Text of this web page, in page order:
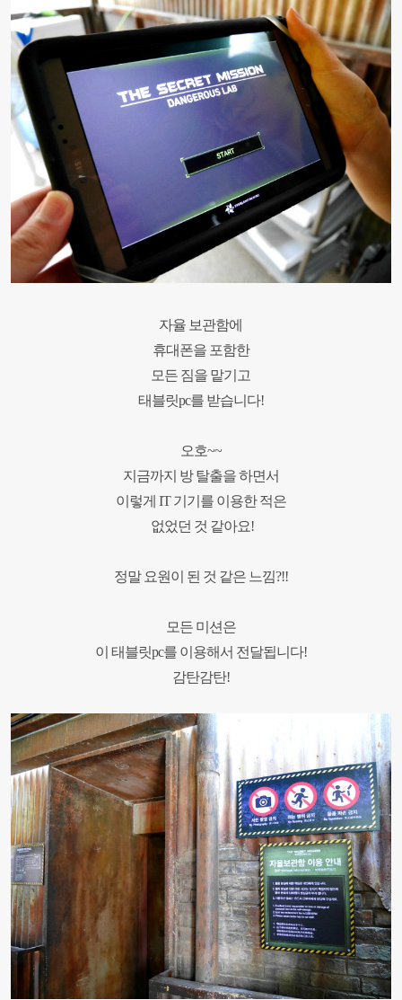
자율 보관함에
휴대폰을 포함한
모든 짐을 맡기고
태블릿pc를 받습니다!
오호~~
지금까지 방 탈출을 하면서
이렇게 IT기기를 이용한 적은
없었던 것 같아요!
정말 요원이 된 것 같은 느낌?!!
모든 미션은
이 태블릿pc를 이용해서 전달됩니다!
감탄감탄!